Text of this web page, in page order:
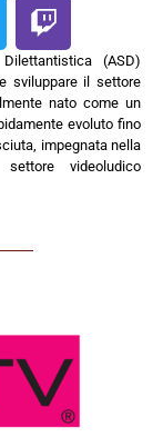
(ASD)
sviluppare il settore
nato come un
evoluto fino
impegnata nella
videoludico